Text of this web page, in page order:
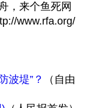
，来个鱼死网
www.rfa.org/
波堤”？
（自由